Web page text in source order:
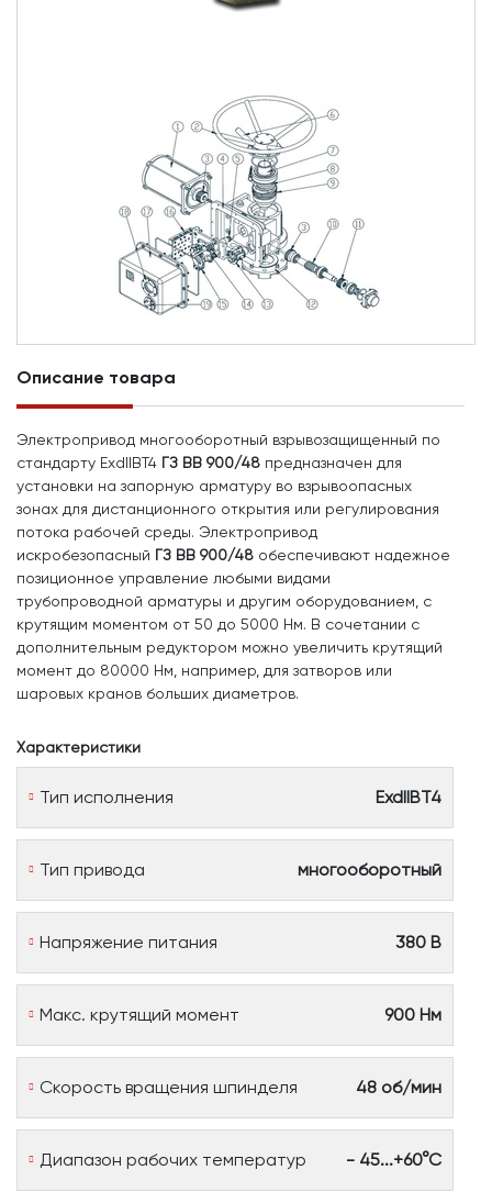
Описание товара
Электропривод многооборотный взрывозащищенный по
стандарту ExdIIBT4 ГЗ ВВ 900/48 предназначен для
установки на запорную арматуру во взрывоопасных
зонах для дистанционного открытия или регулирования
потока рабочей среды. Электропривод
искробезопасный ГЗ ВВ 900/48 обеспечивают надежное
позиционное управление любыми видами
трубопроводной арматуры и другим оборудованием, с
крутящим моментом от 50 до 5000 Нм. В сочетании с
дополнительным редуктором можно увеличить крутящий
момент до 80000 Нм, например, для затворов или
шаровых кранов больших диаметров.
Характеристики
Тип исполнения ExdIIBT4
Тип привода многооборотный
Напряжение питания 380 В
Макс. крутящий момент 900 Нм
Скорость вращения шпинделя 48 об/мин
Диапазон рабочих температур - 45...+60°С